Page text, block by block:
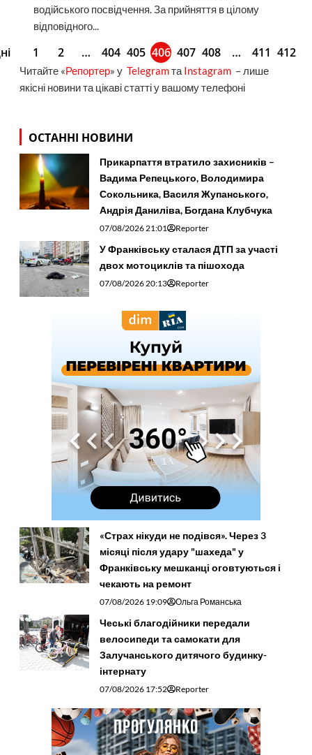
водійського посвідчення. За прийняття в цілому
відповідного...
1 2 … 404 405 406 407 408 … 411 412
Читайте «Репортер» у Telegramта Instagram– лише
якісні новини та цікаві статті у вашому телефоні
ОСТАННІ НОВИНИ
Прикарпаття втратило захисників –
Вадима Репецького, Володимира
Сокольника, Василя Жупанського,
Андрія Даниліва, Богдана Клубчука
07/08/2026 21:01 Reporter
У Франківську сталася ДТП за участі
двох мотоциклів та пішохода
07/08/2026 20:13 Reporter
«Страх нікуди не подівся». Через 3
місяці після удару "шахеда" у
Франківську мешканці оговтуються і
чекають на ремонт
07/08/2026 19:09 Ольга Романська
Чеські благодійники передали
велосипеди та самокати для
Залучанського дитячого будинку-
інтернату
07/08/2026 17:52 Reporter